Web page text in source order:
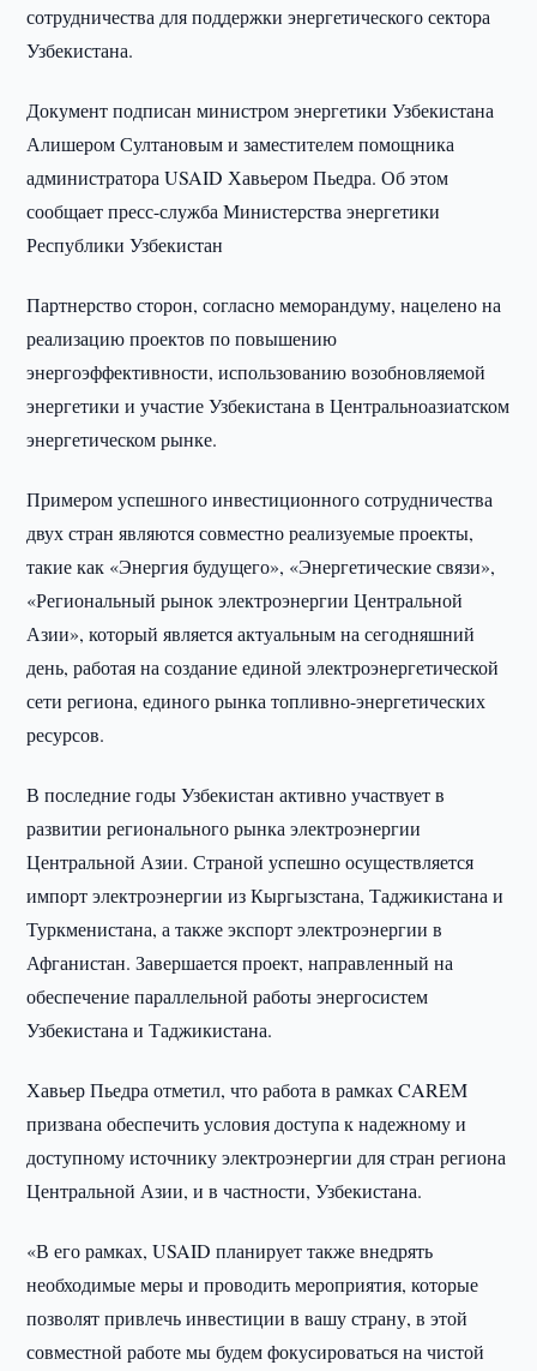
сотрудничества для поддержки энергетического сектора
Узбекистана.
Документ подписан министром энергетики Узбекистана
Алишером Султановым и заместителем помощника
администратора USAID Хавьером Пьедра. Об этом
сообщает пресс-служба Министерства энергетики
Республики Узбекистан
Партнерство сторон, согласно меморандуму, нацелено на
реализацию проектов по повышению
энергоэффективности, использованию возобновляемой
энергетики и участие Узбекистана в Центральноазиатском
энергетическом рынке.
Примером успешного инвестиционного сотрудничества
двух стран являются совместно реализуемые проекты,
такие как «Энергия будущего», «Энергетические связи»,
«Региональный рынок электроэнергии Центральной
Азии», который является актуальным на сегодняшний
день, работая на создание единой электроэнергетической
сети региона, единого рынка топливно-энергетических
ресурсов.
В последние годы Узбекистан активно участвует в
развитии регионального рынка электроэнергии
Центральной Азии. Страной успешно осуществляется
импорт электроэнергии из Кыргызстана, Таджикистана и
Туркменистана, а также экспорт электроэнергии в
Афганистан. Завершается проект, направленный на
обеспечение параллельной работы энергосистем
Узбекистана и Таджикистана.
Хавьер Пьедра отметил, что работа в рамках CAREM
призвана обеспечить условия доступа к надежному и
доступному источнику электроэнергии для стран региона
Центральной Азии, и в частности, Узбекистана.
«В его рамках, USAID планирует также внедрять
необходимые меры и проводить мероприятия, которые
позволят привлечь инвестиции в вашу страну, в этой
совместной работе мы будем фокусироваться на чистой